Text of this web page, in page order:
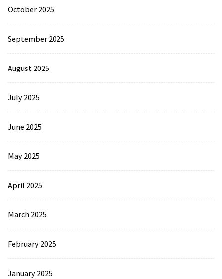
October 2025
September 2025
August 2025
July 2025
June 2025
May 2025
April 2025
March 2025
February 2025
January 2025